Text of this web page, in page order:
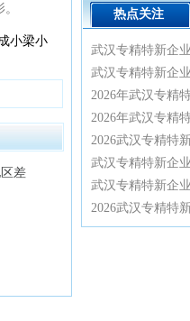
小梁小
差
导，轻松通关正
热点关注
武汉专精特新企
辅导：2026年绿
条件与材料清单
武汉专精特新企
实战指南：2026
程详解
2026年武汉专精
师认证辅导特训
辩一次通关
2026年武汉专精
师认证辅导全攻
效通过高级职称
2026武汉专精特
认证辅导：深度
技巧，助你轻松
武汉专精特新企
辅导：2026年不
业绩薄弱也能破
武汉专精特新企
师职称申报实操
析
2026武汉专精特
职称申报全流程